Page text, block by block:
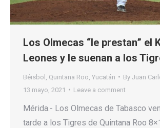
Los Olmecas “le prestan” el
Leones y le suenan a los
Béisbol Quintana Roo Yucatán By Juan
13 mayo, 2021
Leave a comment
Mérida.- Los Olmecas de Tabasco
tarde a los Tigres de Quintana Roo